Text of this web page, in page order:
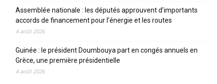
Assemblée nationale : les députés approuvent d’importants
accords de financement pour l’énergie et les routes
4 août 2026
Guinée : le président Doumbouya part en congés annuels en
Grèce, une première présidentielle
4 août 2026